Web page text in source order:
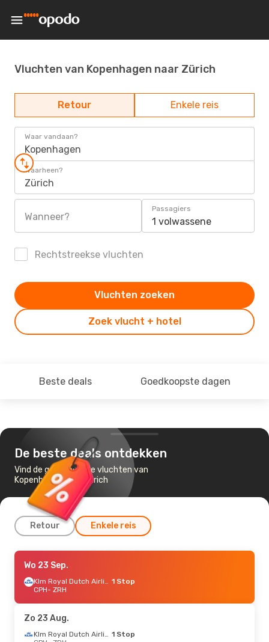
Vluchten van Kopenhagen naar Zürich
Retour Enkele reis
Waar vandaan?
Kopenhagen
Waarheen?
Zürich
Wanneer?
Passagiers
1 volwassene
Rechtstreekse vluchten
Zoek vlucht + hotel
Vluchten zoeken
Beste deals Goedkoopste dagen
De beste deals ontdekken
Vind de goedkoopste vluchten van
Kopenhagen naar Zürich
Retour Enkele reis
Vr 11 Sep.- Zo 13 Sep.
Swiss International Air Lines
Direct
Swiss International Air Lines
Direct
ZRH - CPH
Wo 23 Sep.
Klm Royal Dutch Airlines 1 Stop
CPH- ZRH
Zo 23 Aug.
Klm Royal Dutch Airlines 1 Stop